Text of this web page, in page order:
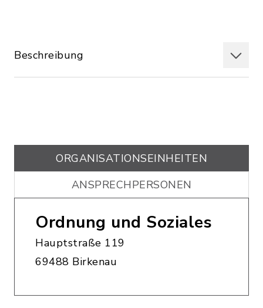
Beschreibung
ORGANISATIONS­EINHEITEN
ANSPRECHPERSONEN
Ordnung und Soziales
Hauptstraße 119
69488 Birkenau